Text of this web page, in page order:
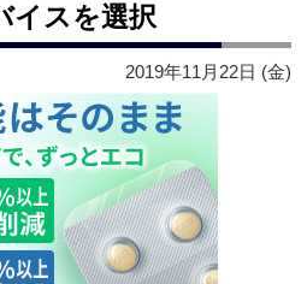
イスを選択
2019年11月22日 (金)